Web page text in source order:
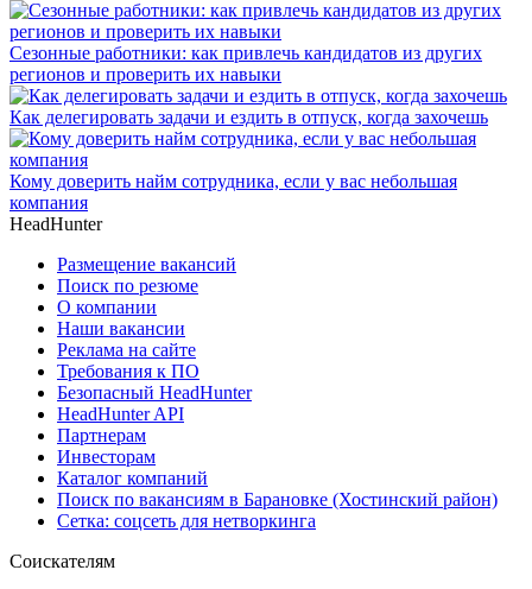
Сезонные работники: как привлечь кандидатов из других
регионов и проверить их навыки
Как делегировать задачи и ездить в отпуск, когда захочешь
Кому доверить найм сотрудника, если у вас небольшая
компания
HeadHunter
Размещение вакансий
Поиск по резюме
О компании
Наши вакансии
Реклама на сайте
Требования к ПО
Безопасный HeadHunter
HeadHunter API
Партнерам
Инвесторам
Каталог компаний
Поиск по вакансиям в Барановке (Хостинский район)
Сетка: соцсеть для нетворкинга
Соискателям